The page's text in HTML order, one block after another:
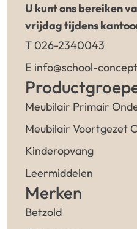
U kunt ons bereiken
vrijdag tijdens
T 026-2340043
E info@school-
Meubilair Primair
Meubilair Voortgezet
Kinderopvang
Leermiddelen
Merken
Betzold